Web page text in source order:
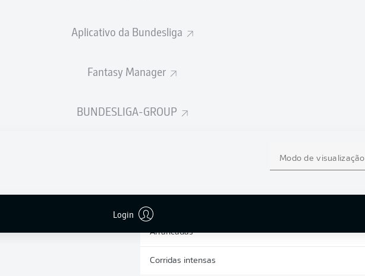
Aplicativo da Bundesliga
Fantasy Manager
BUNDESLIGA-GROUP
Modo de visualização
Login
DA TEMPORADA 2026/2027
Arrancadas
Corridas intensas